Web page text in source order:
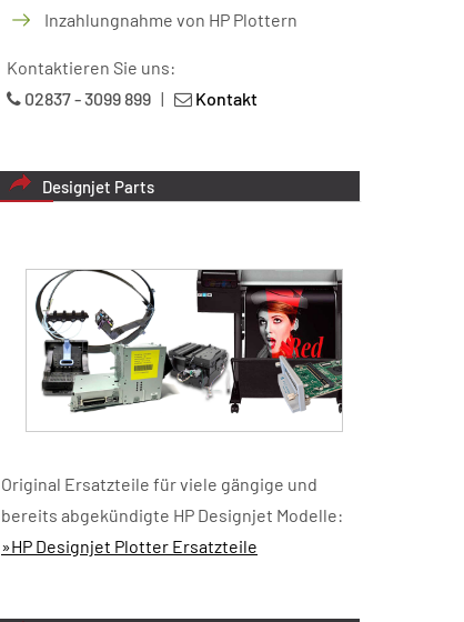
Inzahlungnahme von HP Plottern
Kontaktieren Sie uns:
02837 - 3099 899 | Kontakt
Designjet Parts
Original Ersatzteile für viele gängige und
bereits abgekündigte HP Designjet Modelle:
»HP Designjet Plotter Ersatzteile